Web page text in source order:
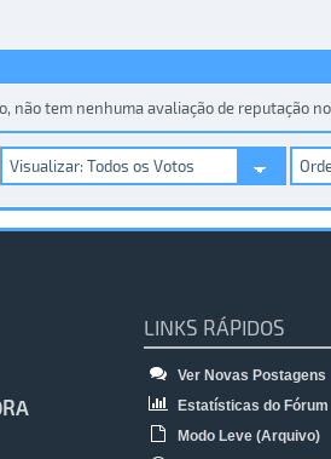
não tem nenhuma avaliação de reputação
LINKS RÁPIDOS
Ver Novas Postagens
Estatísticas do Fórum
Modo Leve (Arquivo)